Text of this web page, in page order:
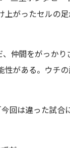
がったセルの
仲間をがっか
がある。ウチ
回は違った試合